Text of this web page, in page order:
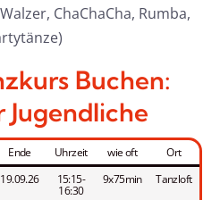
ChaChaCha, Rumba,
Buchen:
Ende Uhrzeit wie oft
Ort
19.09.26 15:15-
16:30
9x75min Tanzloft